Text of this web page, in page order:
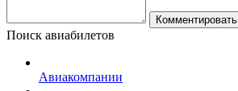
Комментировать
Поиск авиабилетов
Авиакомпании